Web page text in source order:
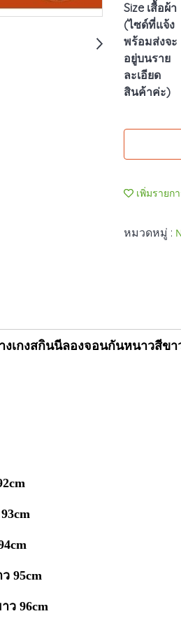
Size เสื้อผ้า
(ไซด์ที่แจ้ง
พร้อมส่งจะ
อยู่บนราย
ละเอียด
สินค้าค่ะ)
เพิ่มรายก
หมวดหมู่ :
งเกงสกินนีลองจอนกันหนาวสี
95cm
ว 96cm